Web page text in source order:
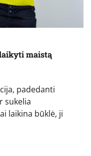
maistą
padedanti
sukelia
laikina būklė, ji